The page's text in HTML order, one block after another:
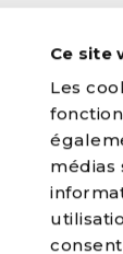
Ce site
Les
médias
légales
Parti
(PSE)
PES